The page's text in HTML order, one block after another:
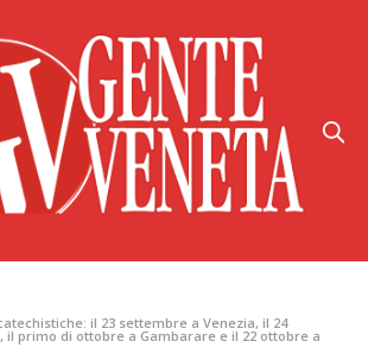
il 23 settembre a Venezia, il 24
il primo di ottobre a Gambarare e il 22 ottobre a